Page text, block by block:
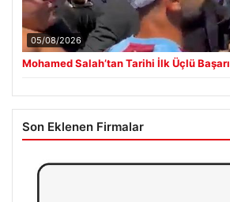
05/08/2026
Mohamed Salah’tan Tarihi İlk Üçlü Başarı
Son Eklenen Firmalar